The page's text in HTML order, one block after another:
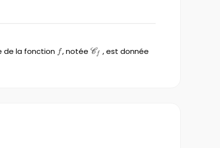
de la fonction ff, notée\mathscr{C_f}
Cf , est donnée